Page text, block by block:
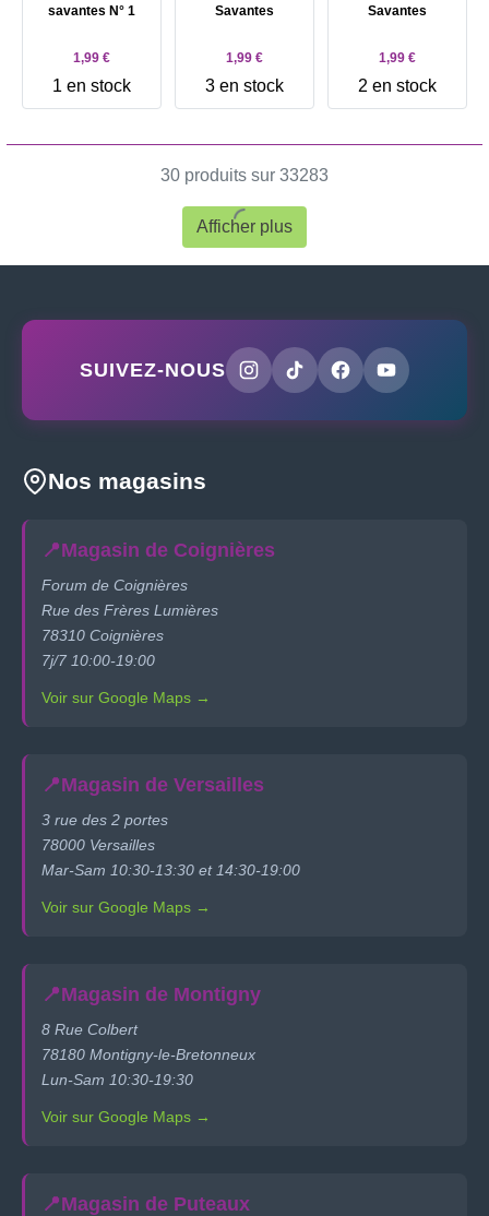
savantes N° 1
1,99 €
1 en stock
Savantes
1,99 €
3 en stock
Savantes
1,99 €
2 en stock
30 produits sur 33283
Afficher plus
SUIVEZ-NOUS
Nos magasins
📍Magasin de Coignières
Forum de Coignières
Rue des Frères Lumières
78310 Coignières
7j/7 10:00-19:00
Voir sur Google Maps →
📍Magasin de Versailles
3 rue des 2 portes
78000 Versailles
Mar-Sam 10:30-13:30 et 14:30-19:00
Voir sur Google Maps →
📍Magasin de Montigny
8 Rue Colbert
78180 Montigny-le-Bretonneux
Lun-Sam 10:30-19:30
Voir sur Google Maps →
📍Magasin de Puteaux